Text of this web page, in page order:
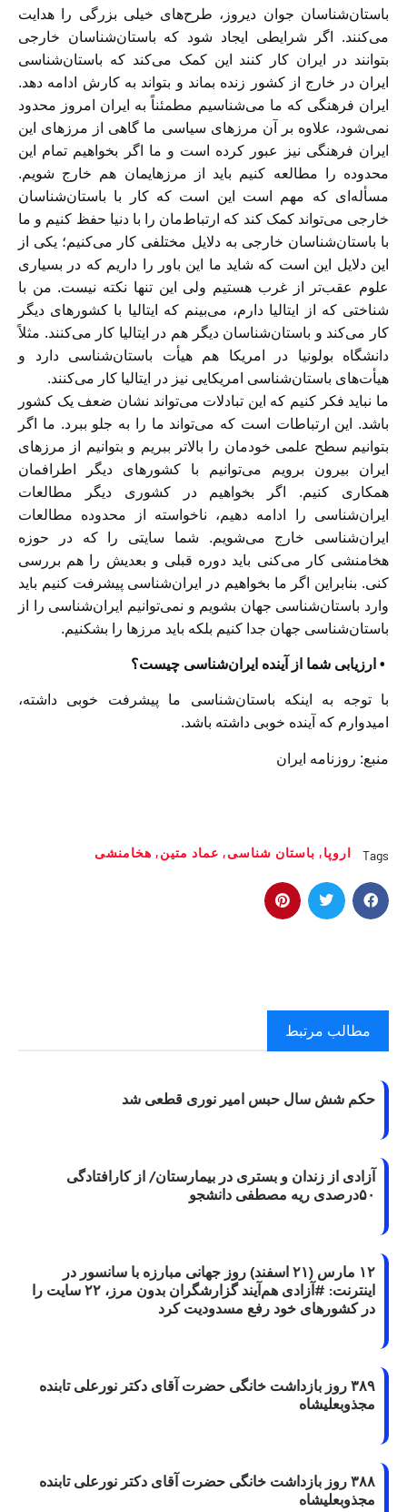
باستان‌شناسان جوان دیروز، طرح‌های خیلی بزرگی را هدایت
می‌کنند. اگر شرایطی ایجاد شود که باستان‌شناسان خارجی
بتوانند در ایران کار کنند این کمک می‌کند که باستان‌شناسی
ایران در خارج از کشور زنده بماند و بتواند به کارش ادامه دهد.
ایران فرهنگی که ما می‌شناسیم مطمئناً به ایران امروز محدود
نمی‌شود، علاوه بر آن مرزهای سیاسی ما گاهی از مرزهای این
ایران فرهنگی نیز عبور کرده است و ما اگر بخواهیم تمام این
محدوده را مطالعه کنیم باید از مرزهایمان هم خارج شویم.
مسأله‌ای که مهم است این است که کار با باستان‌شناسان
خارجی می‌تواند کمک کند که ارتباط‌مان را با دنیا حفظ کنیم و ما
با باستان‌شناسان خارجی به دلایل مختلفی کار می‌کنیم؛ یکی از
این دلایل این است که شاید ما این باور را داریم که در بسیاری
علوم عقب‌تر از غرب هستیم ولی این تنها نکته نیست. من با
شناختی که از ایتالیا دارم، می‌بینم که ایتالیا با کشورهای دیگر
کار می‌کند و باستان‌شناسان دیگر هم در ایتالیا کار می‌کنند. مثلاً
دانشگاه بولونیا در امریکا هم هیأت باستان‌شناسی دارد و
هیأت‌های باستان‌شناسی امریکایی نیز در ایتالیا کار می‌کنند.
ما نباید فکر کنیم که این تبادلات می‌تواند نشان ضعف یک کشور
باشد. این ارتباطات است که می‌تواند ما را به جلو ببرد. ما اگر
بتوانیم سطح علمی خودمان را بالاتر ببریم و بتوانیم از مرزهای
ایران بیرون برویم می‌توانیم با کشورهای دیگر اطرافمان
همکاری کنیم. اگر بخواهیم در کشوری دیگر مطالعات
ایران‌شناسی را ادامه دهیم، ناخواسته از محدوده مطالعات
ایران‌شناسی خارج می‌شویم. شما سایتی را که در حوزه
هخامنشی کار می‌کنی باید دوره قبلی و بعدیش را هم بررسی
کنی. بنابراین اگر ما بخواهیم در ایران‌شناسی پیشرفت کنیم باید
وارد باستان‌شناسی جهان بشویم و نمی‌توانیم ایران‌شناسی را از
باستان‌شناسی جهان جدا کنیم بلکه باید مرزها را بشکنیم.
• ارزیابی شما از آینده ایران‌شناسی چیست؟
با توجه به اینکه باستان‌شناسی ما پیشرفت خوبی داشته،
امیدوارم که آینده خوبی داشته باشد.
منبع: روزنامه ایران
Tags اروپا, باستان‌ شناسی, عماد متین, هخامنشی
مطالب مرتبط
حکم شش سال حبس امیر نوری قطعی شد
آزادی از زندان و بستری در بیمارستان/ از کارافتادگی
۵۰درصدی ریه مصطفی دانشجو
۱۲ مارس (۲۱ اسفند) روز جهانی مبارزه با سانسور در
اینترنت: #آزادی هم‌آیند گزارشگران‌ بدون مرز، ۲۲ سایت را
در کشورهای خود رفع مسدودیت کرد
۳۸۹ روز بازداشت خانگی حضرت آقای دکتر نورعلی تابنده
مجذوبعلیشاه
۳۸۸ روز بازداشت خانگی حضرت آقای دکتر نورعلی تابنده
مجذوبعلیشاه